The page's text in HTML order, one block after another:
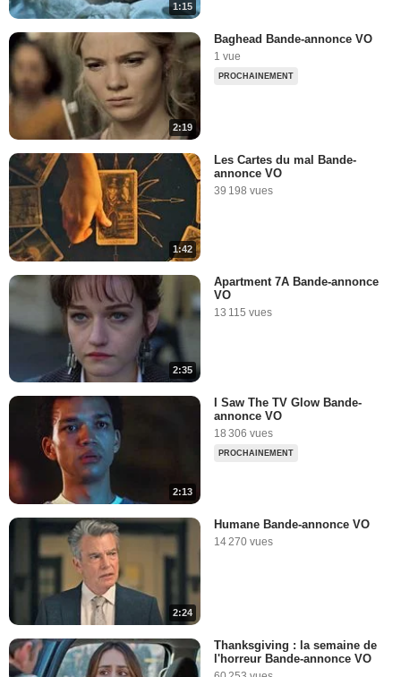
1:15
2:19
Baghead Bande-annonce VO
1 vue
PROCHAINEMENT
1:42
Les Cartes du mal Bande-
annonce VO
39 198 vues
2:35
Apartment 7A Bande-annonce
VO
13 115 vues
2:13
I Saw The TV Glow Bande-
annonce VO
18 306 vues
PROCHAINEMENT
2:24
Humane Bande-annonce VO
14 270 vues
Thanksgiving : la semaine de
l'horreur Bande-annonce VO